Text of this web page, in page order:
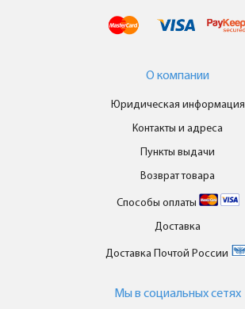
О компании
Юридическая информация
Контакты и адреса
Пункты выдачи
Возврат товара
Способы оплаты
Доставка
Доставка Почтой России
Мы в cоциальных сетях